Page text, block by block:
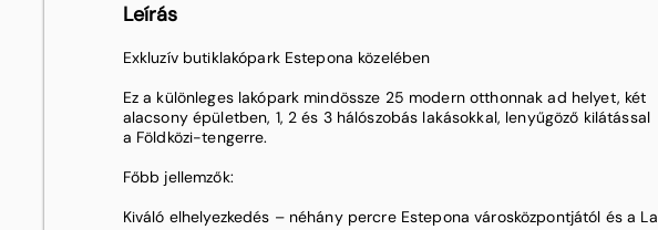
Leírás
Exkluzív butiklakópark Estepona közelében
Ez a különleges lakópark mindössze 25 modern otthonnak ad helyet, két
alacsony épületben, 1, 2 és 3 hálószobás lakásokkal, lenyűgöző kilátással
a Földközi-tengerre.
Főbb jellemzők:
Kiváló elhelyezkedés – néhány percre Estepona városközpontjától és a La